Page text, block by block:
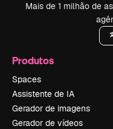
Mais de 1 milhão de
Produtos
Spaces
Assistente de IA
Gerador de imagens
Gerador de vídeos